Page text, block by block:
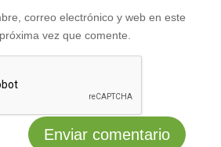
correo electrónico y web en este
vez que comente.